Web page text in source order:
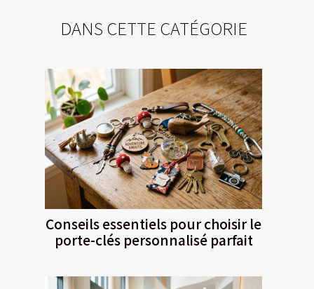
DANS CETTE CATÉGORIE
Conseils essentiels pour choisir le
porte-clés personnalisé parfait